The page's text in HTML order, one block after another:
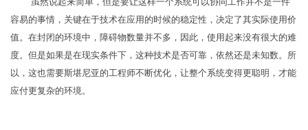
容易的事情，关键在于技术在应用的时候的稳定性，决定了其实际使用价
值。在封闭的环境中，障碍物数量并不多，因此，使用起来没有很大的难
度。但是如果是在现实条件下，这种技术是否可靠，依然还是未知数。所
以，这也需要斯堪尼亚的工程师不断优化，让整个系统变得更聪明，才能
应付更复杂的环境。